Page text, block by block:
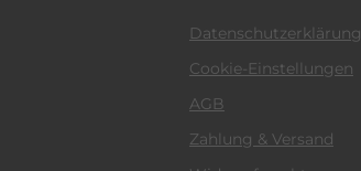
Datenschutzerklärung
Cookie-Einstellungen
AGB
Zahlung & Versand